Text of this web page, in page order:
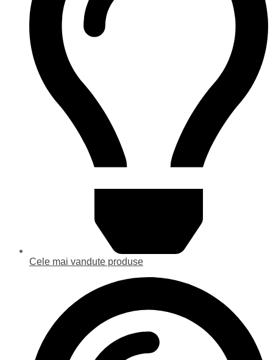
Cele mai vandute produse